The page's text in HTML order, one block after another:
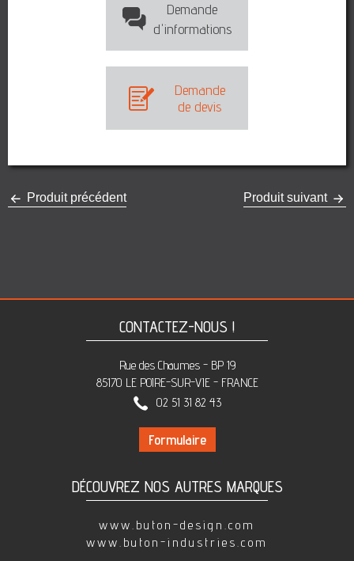
Demande
d'informations
Demande
de devis
Produit précédent Produit suivant
CONTACTEZ-NOUS !
Rue des Chaumes - BP 19
85170 LE POIRE-SUR-VIE - FRANCE
02 51 31 82 43
Formulaire
DÉCOUVREZ NOS AUTRES MARQUES
www.buton-design.com
www.buton-industries.com